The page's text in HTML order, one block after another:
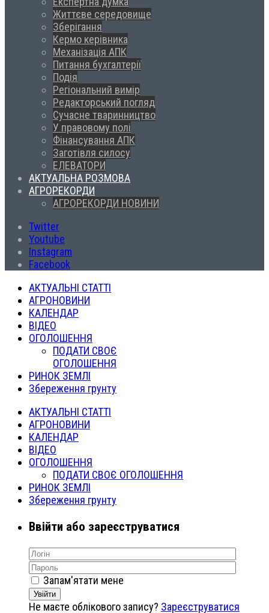
Життєве середовище
Зберігання
Кермо керівника
Механізація АПК
Питання бухгалтерії
Подія
Регіональний вимір
Редакторський погляд
Сучасне тваринництво
У правовому полі
Фінансування АПК
Заготівля силосу
ЕЛЕВАТОРИ
АКТУАЛЬНА РОЗМОВА
АГРОРЕКОРДИ
АГРОРЕКОРДИ НОВИНИ
Twitter
Youtube
Instagram
Facebook
АКТУАЛЬНІ СТАТТІ
АГРОНОВИНИ
КАЛЕНДАР
ВІДЕО
ОГОЛОШЕННЯ
ПОДАТИ СВОЄ
ОГОЛОШЕННЯ
РИНОК ЗЕМЛІ
Збереження грунту
АКТУАЛЬНІ СТАТТІ
АГРОНОВИНИ
КАЛЕНДАР
ВІДЕО
ОГОЛОШЕННЯ
ПОДАТИ СВОЄ ОГОЛОШЕННЯ
РИНОК ЗЕМЛІ
Збереження грунту
Ввійти або зареєструватися
Запам'ятати мене
Увійти
Не маєте облікового запису? Зареєструватися